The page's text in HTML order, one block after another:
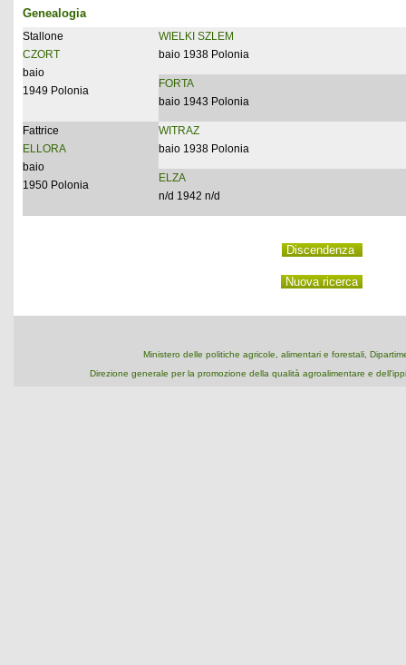
Genealogia
Stallone
CZORT
baio
1949 Polonia
WIELKI SZLEM
baio 1938 Polonia
FORTA
baio 1943 Polonia
Fattrice
ELLORA
baio
1950 Polonia
WITRAZ
baio 1938 Polonia
ELZA
n/d 1942 n/d
Ministero delle politiche agricole, alimentari e forestali,
Direzione generale per la promozione della qualità agroalimentare e